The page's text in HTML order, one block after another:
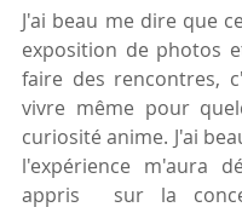
J'ai beau me dire que
exposition de photos
faire des rencontres,
vivre même pour
curiosité anime. J'ai
l'expérience m'aura
appris  sur la